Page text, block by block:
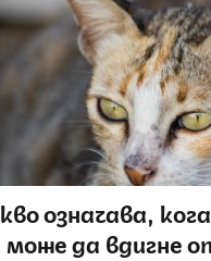
означава,
може да вдигне